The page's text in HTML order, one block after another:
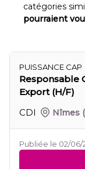
catégories
pourraient
PUISSANCE CAP
Responsable
Export (H/F)
CDI
Nîmes
Publiée le 02/06/